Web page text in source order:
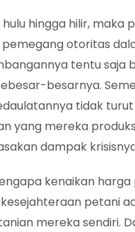
hingga hilir, maka
otoritas
tentu saja
besarnya.
tidak
yang mereka
dampak
kenaikan
petani
mereka sendiri.